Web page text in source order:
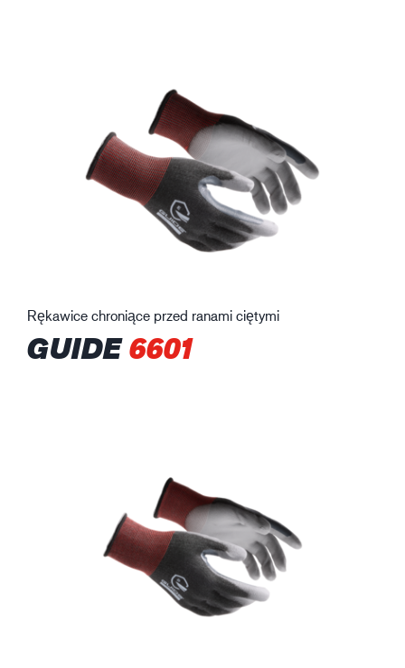
Rękawice chroniące przed ranami ciętymi
GUIDE6601